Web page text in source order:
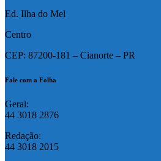
Ed. Ilha do Mel
Centro
CEP: 87200-181 – Cianorte – PR
Fale com a Folha
Geral:
44 3018 2876
Redação:
44 3018 2015